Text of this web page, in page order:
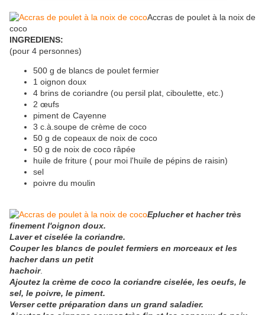
Accras de poulet à la noix de
coco
INGREDIENS:
(pour 4 personnes)
500 g de blancs de poulet fermier
1 oignon doux
4 brins de coriandre (ou persil plat, ciboulette, etc.)
2 œufs
piment de Cayenne
3 c.à.soupe de crème de coco
50 g de copeaux de noix de coco
50 g de noix de coco râpée
huile de friture ( pour moi l'huile de pépins de raisin)
sel
poivre du moulin
Eplucher et hacher très
finement l'oignon doux.
Laver et ciselée la coriandre.
Couper les blancs de poulet fermiers en morceaux et les
hacher dans un petit
hachoir.
Ajoutez la crème de coco la coriandre ciselée, les oeufs, le
sel, le poivre, le piment.
Verser cette préparation dans un grand saladier.